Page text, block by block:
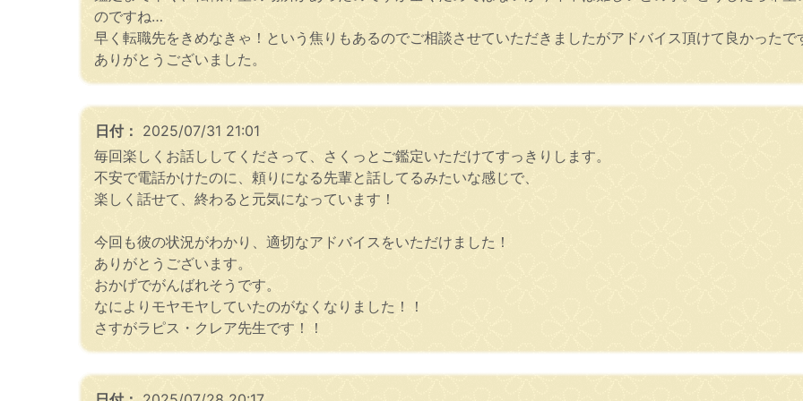
のですね…
早く転職先をきめなきゃ！という焦りもあるのでご相談させていただきましたがアドバイス頂けて良かったで
ありがとうございました。
日付： 2025/07/31 21:01
毎回楽しくお話ししてくださって、さくっとご鑑定いただけてすっきりします。
不安で電話かけたのに、頼りになる先輩と話してるみたいな感じで、
楽しく話せて、終わると元気になっています！
今回も彼の状況がわかり、適切なアドバイスをいただけました！
ありがとうございます。
おかげでがんばれそうです。
なによりモヤモヤしていたのがなくなりました！！
さすがラピス・クレア先生です！！